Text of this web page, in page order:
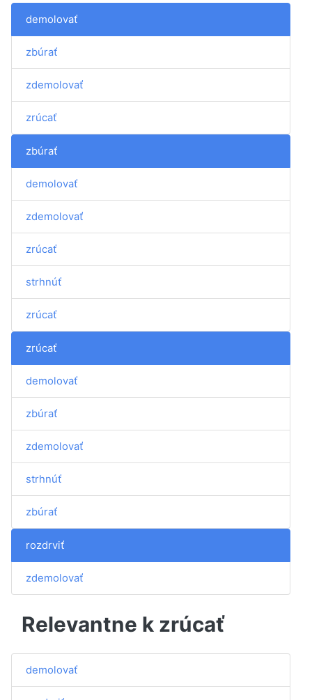
demolovať
zbúrať
zdemolovať
zrúcať
zbúrať
demolovať
zdemolovať
zrúcať
strhnúť
zrúcať
zrúcať
demolovať
zbúrať
zdemolovať
strhnúť
zbúrať
rozdrviť
zdemolovať
Relevantne k zrúcať
demolovať